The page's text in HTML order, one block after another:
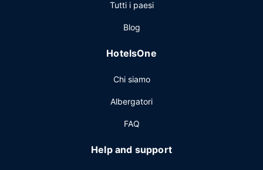
business center aperto 24 ore su 24 e un pratico servizio
Tutti i paesi
Blog
HotelsOne
Chi siamo
Albergatori
FAQ
Help and support